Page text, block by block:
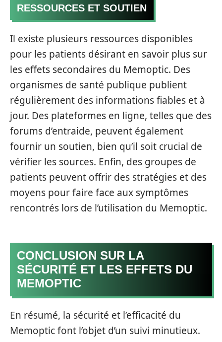
RESSOURCES ET SOUTIEN
Il existe plusieurs ressources disponibles
pour les patients désirant en savoir plus sur
les effets secondaires du Memoptic. Des
organismes de santé publique publient
régulièrement des informations fiables et à
jour. Des plateformes en ligne, telles que des
forums d’entraide, peuvent également
fournir un soutien, bien qu’il soit crucial de
vérifier les sources. Enfin, des groupes de
patients peuvent offrir des stratégies et des
moyens pour faire face aux symptômes
rencontrés lors de l’utilisation du Memoptic.
CONCLUSION SUR LA
SÉCURITÉ ET LES EFFETS DU
MEMOPTIC
En résumé, la sécurité et l’efficacité du
Memoptic font l’objet d’un suivi minutieux.